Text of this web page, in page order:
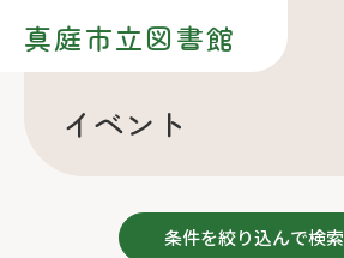
真庭市立図書館
イベント
条件を絞り込んで検索